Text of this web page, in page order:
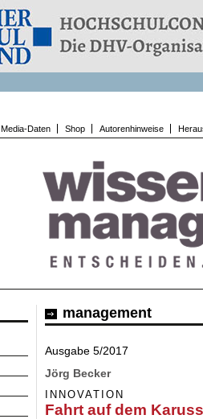
Media-Daten Shop Autorenhinweise
management
Ausgabe 5/2017
Jörg Becker
INNOVATION
Fahrt auf dem